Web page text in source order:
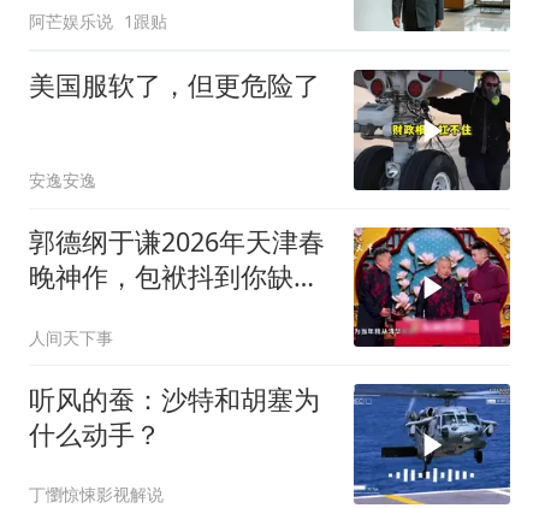
阿芒娱乐说 1跟贴
美国服软了，但更危险了
安逸安逸
郭德纲于谦2026年天津春
晚神作，包袱抖到你缺氧
人间天下事
听风的蚕：沙特和胡塞为
什么动手？
丁懰惊悚影视解说